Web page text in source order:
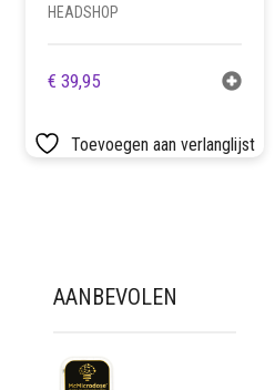
HEADSHOP
€ 39,95
Toevoegen aan verlanglijst
AANBEVOLEN